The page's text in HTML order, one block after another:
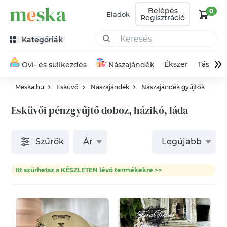
Eladok Belépés
Regisztráció
0
Kategóriák
Ovi- és sulikezdés Nászajándék Ékszer Táska»
Meska.hu Esküvő Nászajándék Nászajándék gyűjtők
Esküvői pénzgyűjtő doboz, házikó, láda
Szűrők Ár Legújabb
Itt szűrhetsz a KÉSZLETEN lévő termékekre >>